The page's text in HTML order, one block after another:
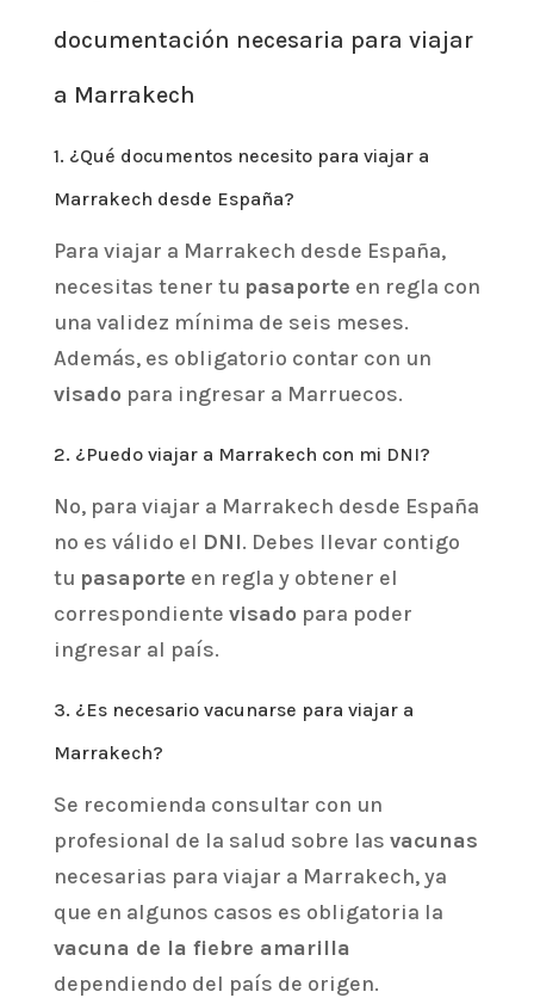
documentación necesaria para viajar
a Marrakech
1. ¿Qué documentos necesito para viajar a
Marrakech desde España?
Para viajar a Marrakech desde España,
necesitas tener tu pasaporte en regla con
una validez mínima de seis meses.
Además, es obligatorio contar con un
visado para ingresar a Marruecos.
2. ¿Puedo viajar a Marrakech con mi DNI?
No, para viajar a Marrakech desde España
no es válido el DNI. Debes llevar contigo
tu pasaporte en regla y obtener el
correspondiente visado para poder
ingresar al país.
3. ¿Es necesario vacunarse para viajar a
Marrakech?
Se recomienda consultar con un
profesional de la salud sobre las vacunas
necesarias para viajar a Marrakech, ya
que en algunos casos es obligatoria la
vacuna de la fiebre amarilla
dependiendo del país de origen.